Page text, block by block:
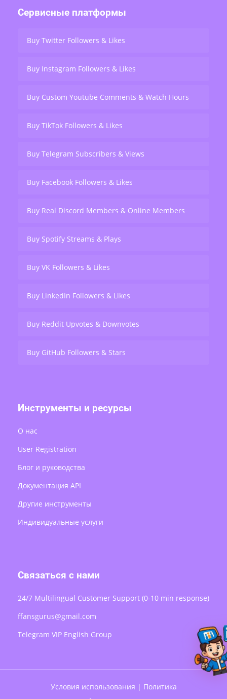
Сервисные платформы
Buy Twitter Followers & Likes
Buy Instagram Followers & Likes
Buy Custom Youtube Comments & Watch Hours
Buy TikTok Followers & Likes
Buy Telegram Subscribers & Views
Buy Facebook Followers & Likes
Buy Real Discord Members & Online Members
Buy Spotify Streams & Plays
Buy VK Followers & Likes
Buy LinkedIn Followers & Likes
Buy Reddit Upvotes & Downvotes
Buy GitHub Followers & Stars
Инструменты и ресурсы
О нас
User Registration
Блог и руководства
Документация API
Другие инструменты
Индивидуальные услуги
Связаться с нами
24/7 Multilingual Customer Support (0-10 min response)
ffansgurus@gmail.com
Telegram VIP English Group
Условия использования | Политика